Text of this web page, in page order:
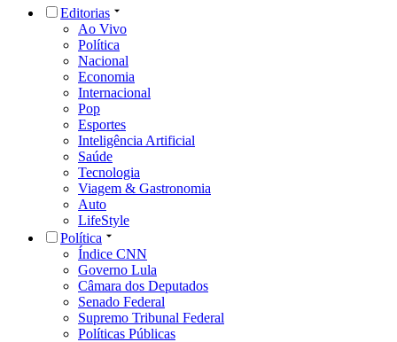
Editorias
Ao Vivo
Política
Nacional
Economia
Internacional
Pop
Esportes
Inteligência Artificial
Saúde
Tecnologia
Viagem & Gastronomia
Auto
LifeStyle
Política
Índice CNN
Governo Lula
Câmara dos Deputados
Senado Federal
Supremo Tribunal Federal
Políticas Públicas